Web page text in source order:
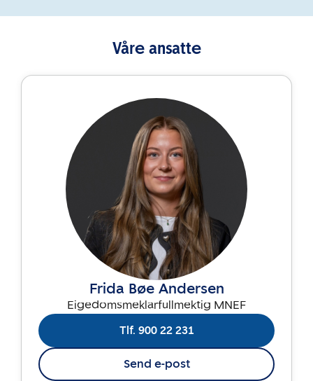
Våre ansatte
Frida Bøe Andersen
Eigedomsmeklarfullmektig MNEF
Tlf. 900 22 231
Send e-post